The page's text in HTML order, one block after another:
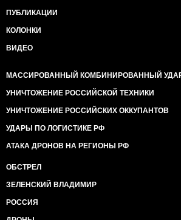
ПУБЛИКАЦИИ
КОЛОНКИ
ВИДЕО
МАССИРОВАННЫЙ КОМБИНИРОВАННЫЙ
УНИЧТОЖЕНИЕ РОССИЙСКОЙ ТЕХНИКИ
УНИЧТОЖЕНИЕ РОССИЙСКИХ ОККУПАНТОВ
УДАРЫ ПО ЛОГИСТИКЕ РФ
АТАКА ДРОНОВ НА РЕГИОНЫ РФ
ОБСТРЕЛ
ЗЕЛЕНСКИЙ ВЛАДИМИР
РОССИЯ